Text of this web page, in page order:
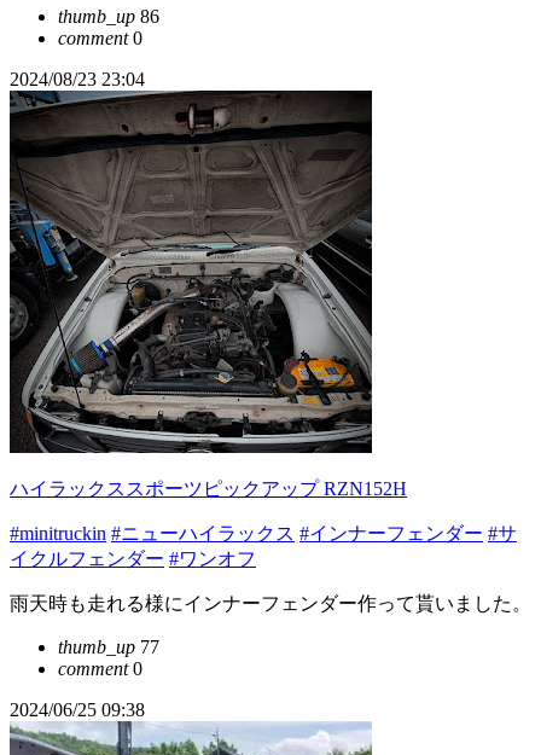
thumb_up 86
comment0
2024/08/23 23:04
ハイラックススポーツピックアップ RZN152H
#minitruckin #ニューハイラックス #インナーフェンダー #サ
イクルフェンダー #ワンオフ
雨天時も走れる様にインナーフェンダー作って貰いました。
thumb_up 77
comment0
2024/06/25 09:38